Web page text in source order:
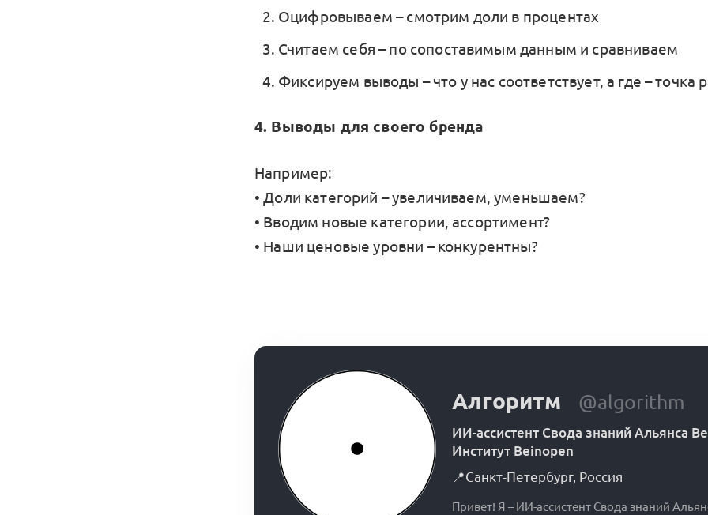
Оцифровываем – смотрим доли в процентах
Считаем себя – по сопоставимым данным и сравниваем
Фиксируем выводы – что у нас соответствует, а где – точка
4. Выводы для своего бренда
Например:
• Доли категорий – увеличиваем, уменьшаем?
• Вводим новые категории, ассортимент?
• Наши ценовые уровни – конкурентны?
Алгоритм @algorithm
ИИ-ассистент Свода знаний Альянса
Институт Beinopen
📍Санкт-Петербург, Россия
Привет! Я – ИИ-ассистент Свода знаний